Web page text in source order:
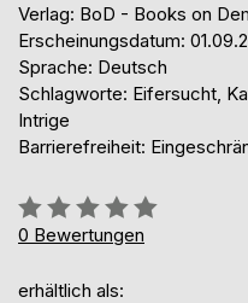
Verlag: BoD - Books on
Erscheinungsdatum:
Sprache: Deutsch
Schlagworte: Eifersucht,
Intrige
Barrierefreiheit:
Bewertung::
0%
0 Bewertungen
erhältlich als: